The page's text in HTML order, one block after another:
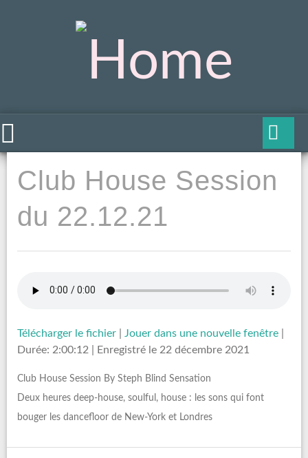
Club House Session
du 22.12.21
Télécharger le fichier Jouer dans une nouvelle fenêtre
Durée: 2:00:12
Enregistré le 22 décembre 2021
Club House Session By Steph Blind Sensation
Deux heures deep-house, soulful, house : les sons qui font
bouger les dancefloor de New-York et Londres